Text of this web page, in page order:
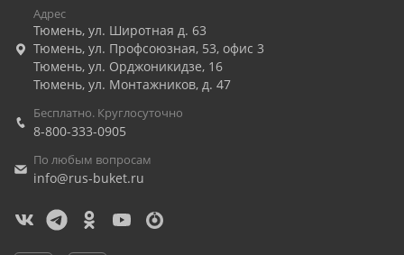
Адрес
Тюмень, ул. Широтная д. 63
Тюмень, ул. Профсоюзная, 53, офис 3
Тюмень, ул. Орджоникидзе, 16
Тюмень, ул. Монтажников, д. 47
Бесплатно. Круглосуточно
8-800-333-0905
По любым вопросам
info@rus-buket.ru